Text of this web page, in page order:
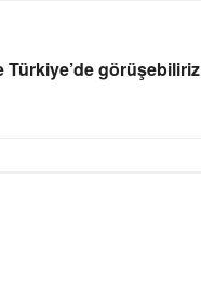
görüşebiliriz